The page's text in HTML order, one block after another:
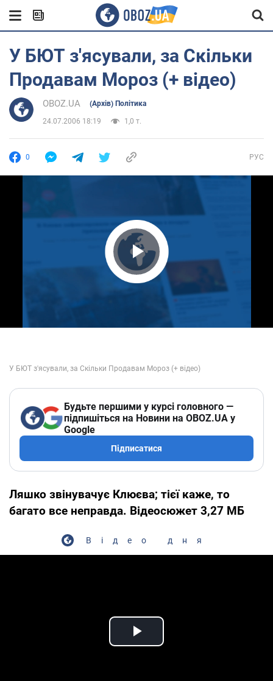
У БЮТ з'ясували, за Скільки
Продавам Мороз (+ відео)
OBOZ.UA (Архів) Політика
24.07.2006 18:19 1,0 т.
0 РУС
Play Video
Будьте першими у курсі головного —
підпишіться на Новини на OBOZ.UA у
Google
Підписатися
Ляшко звінувачує Клюєва; тієї каже, то
багато все неправда. Відеосюжет 3,27 МБ
Відео дня
Play Video